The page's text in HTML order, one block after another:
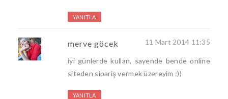
YANITLA
merve göcek 11 Mart 2014 11:35
iyi günlerde kullan, sayende bende online
siteden sipariş vermek üzereyim :))
YANITLA